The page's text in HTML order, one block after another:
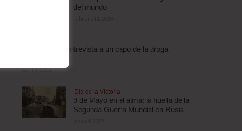
del mundo
Escalofriante entrevista a un capo de la droga
abril 3, 2012
Día de la Victoria
9 de Mayo en el alma: la huella de la
Segunda Guerra Mundial en Rusia